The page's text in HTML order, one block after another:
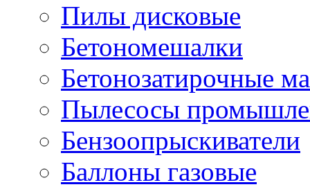
Пилы дисковые
Бетономешалки
Бетонозатирочные
Пылесосы
Бензоопрыскиватели
Баллоны газовые